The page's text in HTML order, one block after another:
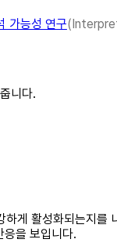
가능성 연구
니다.
하게 활성화되는지를
응을 보입니다.